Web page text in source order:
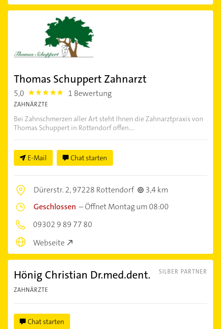
Thomas Schuppert Zahnarzt
5,0 5.0 1 Bewertung
ZAHNÄRZTE
Bei Zahnschmerzen aller Art steht Ihnen die Zahnarztpraxis von
Thomas Schuppert in Rottendorf offen....
E-Mail Chat starten
Dürerstr. 2,97228 Rottendorf
3,4 km
Geschlossen –Öffnet Montag um 08:00
09302 9 89 77 80
Webseite
SILBER PARTNER
Hönig Christian Dr.med.dent.
ZAHNÄRZTE
Chat starten